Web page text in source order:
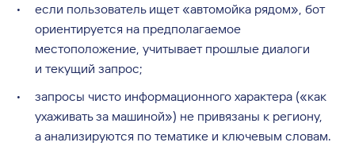
если пользователь ищет «автомойка рядом», бот
ориентируется на предполагаемое
местоположение, учитывает прошлые диалоги
и текущий запрос;
запросы чисто информационного характера («как
ухаживать за машиной») не привязаны к региону,
а анализируются по тематике и ключевым словам.